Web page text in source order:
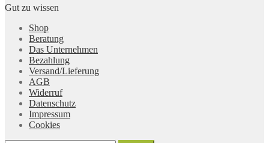
Gut zu wissen
Shop
Beratung
Das Unternehmen
Bezahlung
Versand/Lieferung
AGB
Widerruf
Datenschutz
Impressum
Cookies